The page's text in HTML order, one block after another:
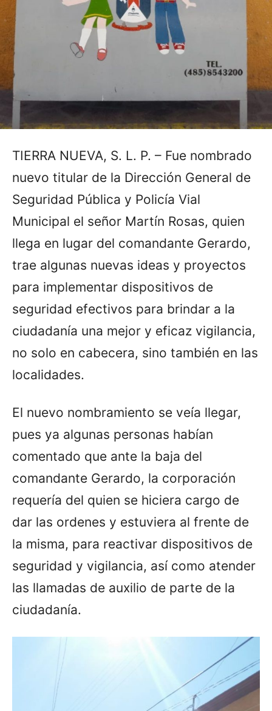
TIERRA NUEVA, S. L. P. – Fue nombrado
nuevo titular de la Dirección General de
Seguridad Pública y Policía Vial
Municipal el señor Martín Rosas, quien
llega en lugar del comandante Gerardo,
trae algunas nuevas ideas y proyectos
para implementar dispositivos de
seguridad efectivos para brindar a la
ciudadanía una mejor y eficaz vigilancia,
no solo en cabecera, sino también en las
localidades.
El nuevo nombramiento se veía llegar,
pues ya algunas personas habían
comentado que ante la baja del
comandante Gerardo, la corporación
requería del quien se hiciera cargo de
dar las ordenes y estuviera al frente de
la misma, para reactivar dispositivos de
seguridad y vigilancia, así como atender
las llamadas de auxilio de parte de la
ciudadanía.